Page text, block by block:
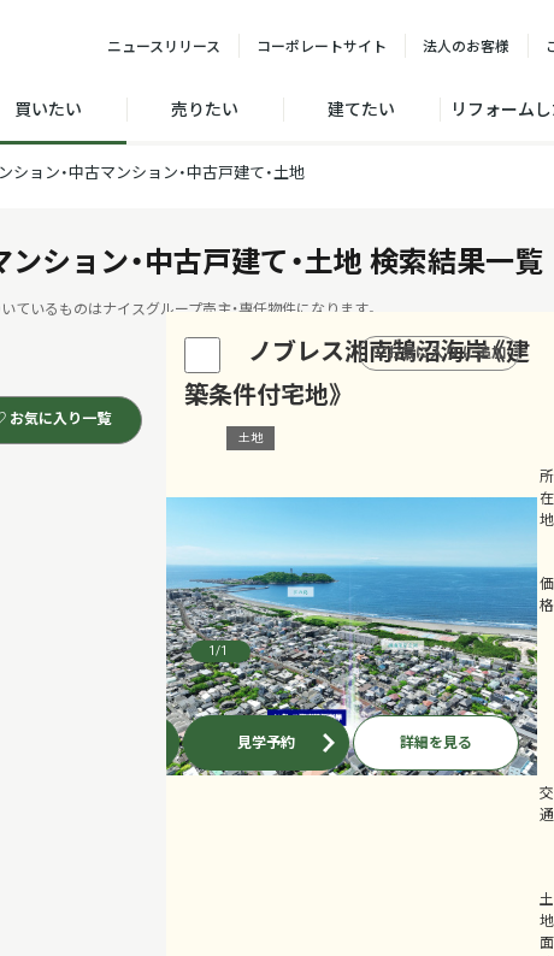
ニュース リリース コーポレートサイト 法人のお客様
買いたい 売りたい 建てたい リフォーム
ション・中古マンション・中古戸建て・土地
ション・中古戸建て・土地 検索結果一覧
ているものはナイスグループ売主・専任物件になります。
お気に入り一覧
ノブレス湘南鵠沼海岸《建
築条件付宅地》
土地
所
在
地
価
格
交
通
土
地
面
1 /1
♡お気に入り に追加
見学予約 詳細を見る